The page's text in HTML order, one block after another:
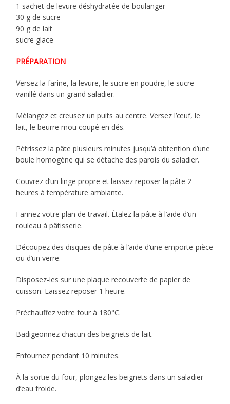
1 sachet de levure déshydratée de boulanger
30 g de sucre
90 g de lait
sucre glace
PRÉPARATION
Versez la farine, la levure, le sucre en poudre, le sucre
vanillé dans un grand saladier.
Mélangez et creusez un puits au centre. Versez l’œuf, le
lait, le beurre mou coupé en dés.
Pétrissez la pâte plusieurs minutes jusqu’à obtention d’une
boule homogène qui se détache des parois du saladier.
Couvrez d’un linge propre et laissez reposer la pâte 2
heures à température ambiante.
Farinez votre plan de travail. Étalez la pâte à l’aide d’un
rouleau à pâtisserie.
Découpez des disques de pâte à l’aide d’une emporte-pièce
ou d’un verre.
Disposez-les sur une plaque recouverte de papier de
cuisson. Laissez reposer 1 heure.
Préchauffez votre four à 180°C.
Badigeonnez chacun des beignets de lait.
Enfournez pendant 10 minutes.
À la sortie du four, plongez les beignets dans un saladier
d’eau froide.